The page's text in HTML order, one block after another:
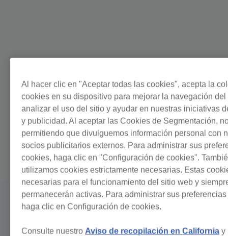
Al hacer clic en "Aceptar todas las cookies", acepta la
cookies en su dispositivo para mejorar la navegación del
analizar el uso del sitio y ayudar en nuestras iniciativas
y publicidad. Al aceptar las Cookies de Segmentación,
permitiendo que divulguemos información personal con
socios publicitarios externos. Para administrar sus
cookies, haga clic en "Configuración de cookies".
utilizamos cookies estrictamente necesarias. Estas
necesarias para el funcionamiento del sitio web y
permanecerán activas. Para administrar sus
haga clic en Configuración de cookies.
Consulte nuestroAviso de recopilación en California y